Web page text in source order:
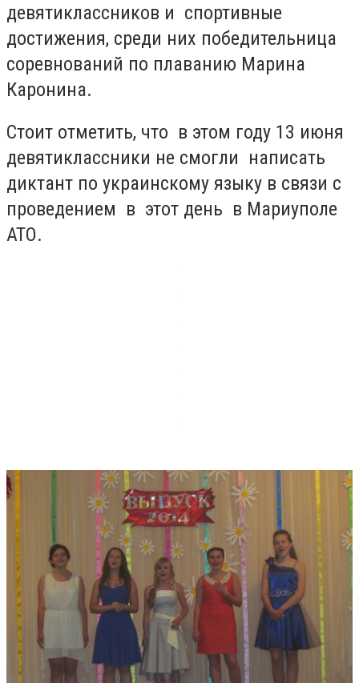
девятиклассников и спортивные
достижения, среди них победительница
соревнований по плаванию Марина
Каронина.
Стоит отметить, что в этом году 13 июня
девятиклассники не смогли написать
диктант по украинскому языку в связи с
проведением в этот день в Мариуполе
АТО.